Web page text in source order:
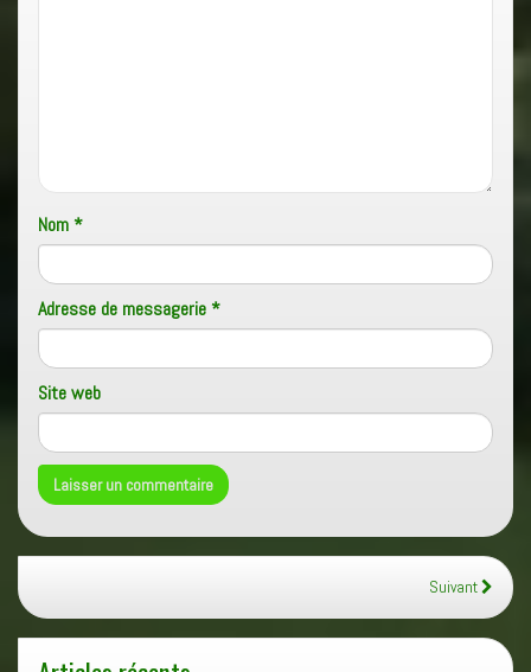
Nom*
Adresse de messagerie*
Site web
Suivant